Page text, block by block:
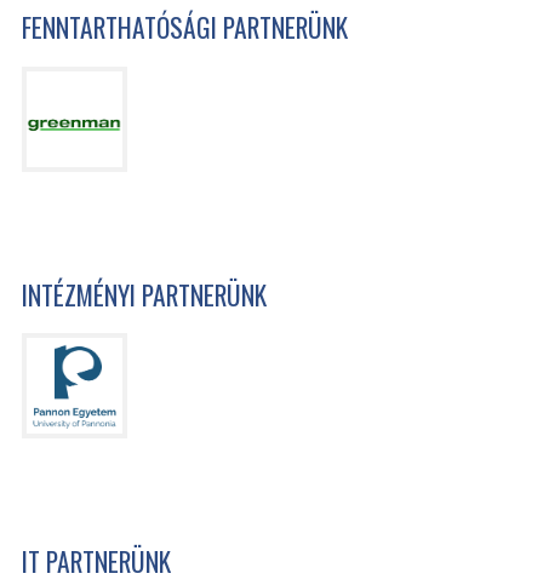
FENNTARTHATÓSÁGI PARTNERÜNK
INTÉZMÉNYI PARTNERÜNK
IT PARTNERÜNK